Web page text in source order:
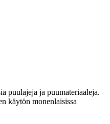
puulajeja ja puumateriaaleja.
käytön monenlaisissa